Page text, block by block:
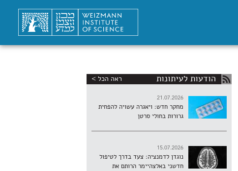
הודעות לעיתונות ראה הכל >
21.07.2026
מחקר חדש: ויאגרה עשויה להפחית
גרורות בחולי סרטן
15.07.2026
נוגדן לדמנציה: צעד בדרך לטיפול
חדשני באלצהיימר הרותם את